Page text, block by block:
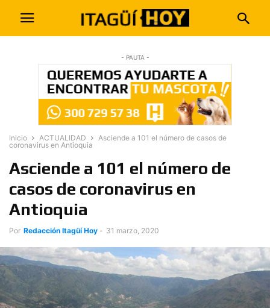
- PAUTA -
Inicio ACTUALIDAD
Asciende a 101 el número de casos de
coronavirus en Antioquia
Asciende a 101 el número de
casos de coronavirus en
Antioquia
Por Redacción Itagüí Hoy - 31 marzo, 2020